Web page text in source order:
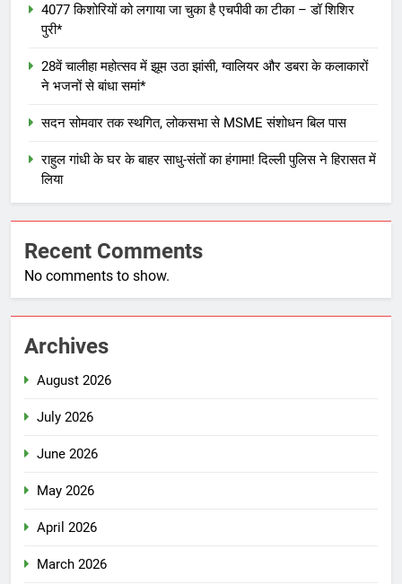
4077 किशोरियों को लगाया जा चुका है एचपीवी का टीका – डॉ शिशिर
पुरी*
28वें चालीहा महोत्सव में झूम उठा झांसी, ग्वालियर और डबरा के कलाकारों
ने भजनों से बांधा समां*
सदन सोमवार तक स्थगित, लोकसभा से MSME संशोधन बिल पास
राहुल गांधी के घर के बाहर साधु-संतों का हंगामा! दिल्ली पुलिस ने हिरासत में
लिया
Recent Comments
No comments to show.
Archives
August 2026
July 2026
June 2026
May 2026
April 2026
March 2026